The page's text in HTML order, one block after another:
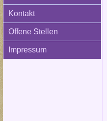
Kontakt
Offene Stellen
Impressum